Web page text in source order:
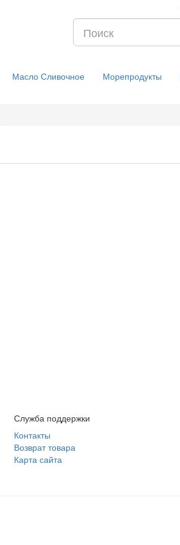
Масло Сливочное Морепродукты
Служба поддержки
Контакты
Возврат товара
Карта сайта